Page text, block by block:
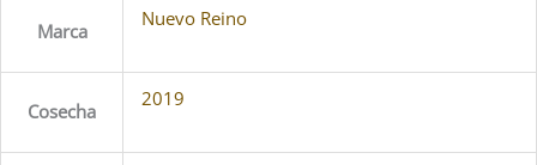
Marca
Nuevo Reino
Cosecha
2019